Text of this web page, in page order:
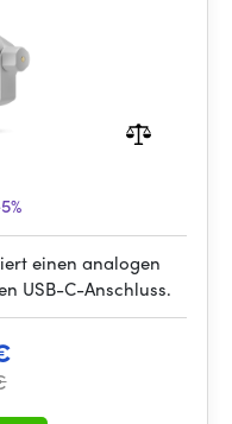
einen analogen
USB-C-Anschluss.